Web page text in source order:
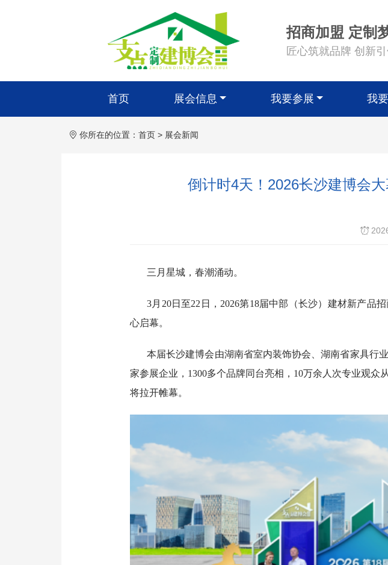
招商加盟 定制
匠心筑就品牌 创新
首页 展会信息 我要参展 我
你所在的位置： 首页 > 展会新闻
倒计时4天！2026长沙建博会
三月星城，春潮涌动。
3月20日至22日，2026第18届中部（长沙）建材新产品
心启幕。
本届长沙建博会由湖南省室内装饰协会、湖南省家具行
家参展企业，1300多个品牌同台亮相，10万余人次专业观
将拉开帷幕。